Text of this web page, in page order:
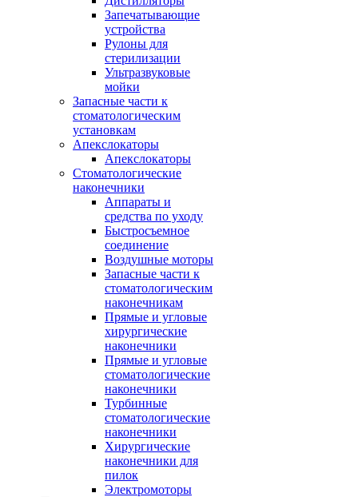
Запечатывающие
устройства
Рулоны для
стерилизации
Ультразвуковые
мойки
Запасные части к
стоматологическим
установкам
Апекслокаторы
Апекслокаторы
Стоматологические
наконечники
Аппараты и
средства по уходу
Быстросъемное
соединение
Воздушные моторы
Запасные части к
стоматологическим
наконечникам
Прямые и угловые
хирургические
наконечники
Прямые и угловые
стоматологические
наконечники
Турбинные
стоматологические
наконечники
Хирургические
наконечники для
пилок
Электромоторы